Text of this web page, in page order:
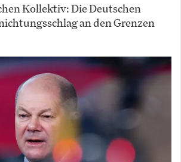
Kollektiv: Die Deutschen
an den Grenzen